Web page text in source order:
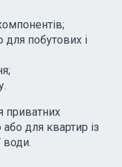
побутових і
приватних
для квартир із
води.